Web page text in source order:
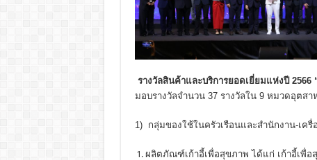
รางวัลสินค้าและบริการยอดเยี่ยมแห่งปี 2566
มอบรางวัลจำนวน 37 รางวัลใน 9 หมวดอุตส
1) กลุ่มของใช้ในครัวเรือนและสำนักงาน-เครื่
ผลิตภัณฑ์เก้าอี้เพื่อสุขภาพ ได้แก่ เก้าอี้เพื่อ